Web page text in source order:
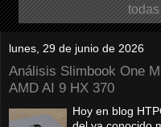
lunes, 29 de junio de 2026
Análisis Slimbook One
AMD AI 9 HX 370
Hoy en blog